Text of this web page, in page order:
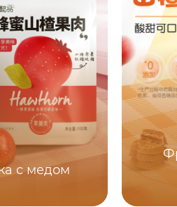
с медом